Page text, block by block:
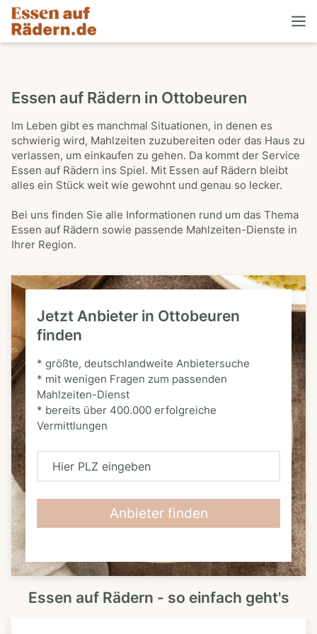
Essen auf Rädern in Ottobeuren
Im Leben gibt es manchmal Situationen, in denen es
schwierig wird, Mahlzeiten zuzubereiten oder das Haus zu
verlassen, um einkaufen zu gehen. Da kommt der Service
Essen auf Rädern ins Spiel. Mit Essen auf Rädern bleibt
alles ein Stück weit wie gewohnt und genau so lecker.
Bei uns finden Sie alle Informationen rund um das Thema
Essen auf Rädern sowie passende Mahlzeiten-Dienste in
Ihrer Region.
Jetzt Anbieter in Ottobeuren
finden
* größte, deutschlandweite Anbietersuche
* mit wenigen Fragen zum passenden
Mahlzeiten-Dienst
* bereits über 400.000 erfolgreiche
Vermittlungen
H
L
Z
Anbieter finden
Essen auf Rädern - so einfach geht's